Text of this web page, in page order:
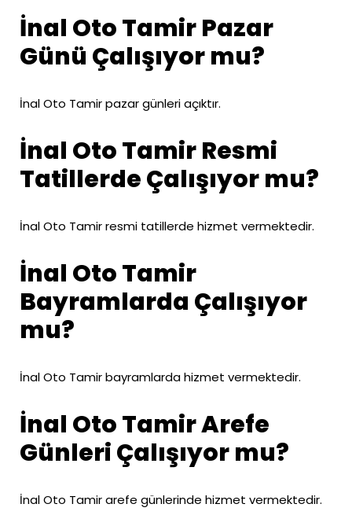
İnal Oto Tamir Pazar
Günü Çalışıyor mu?
İnal Oto Tamir pazar günleri açıktır.
İnal Oto Tamir Resmi
Tatillerde Çalışıyor mu?
İnal Oto Tamir resmi tatillerde hizmet vermektedir.
İnal Oto Tamir
Bayramlarda Çalışıyor
mu?
İnal Oto Tamir bayramlarda hizmet vermektedir.
İnal Oto Tamir Arefe
Günleri Çalışıyor mu?
İnal Oto Tamir arefe günlerinde hizmet vermektedir.